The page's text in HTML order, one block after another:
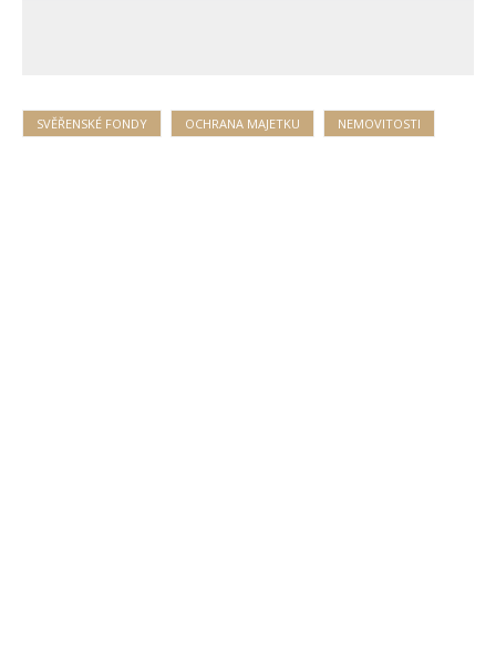
SVĚŘENSKÉ FONDY OCHRANA MAJETKU NEMOVITOSTI